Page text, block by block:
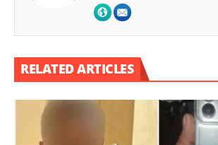
RELATED ARTICLES